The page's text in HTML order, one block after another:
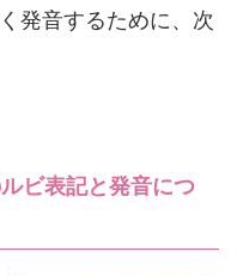
発音するために、次
ビ表記と発音につ